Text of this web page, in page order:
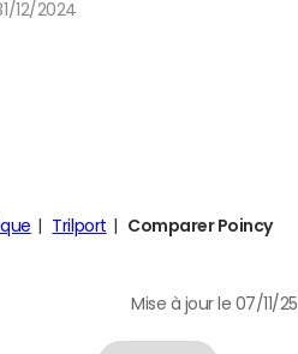
12/2024
Trilport
Comparer Poincy
Mise à jour le 07/11/25